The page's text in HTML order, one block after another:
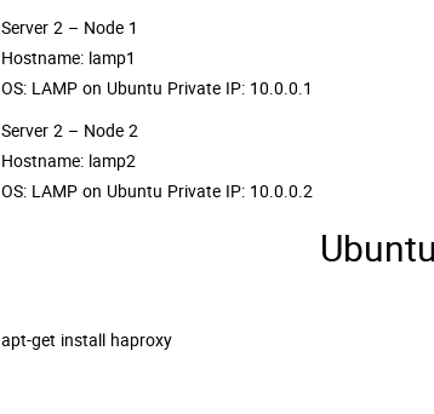
Server 2 – Node 1
Hostname: lamp1
OS: LAMP on Ubuntu Private IP: 10.0.0.1
Server 2 – Node 2
Hostname: lamp2
OS: LAMP on Ubuntu Private IP: 10.0.0.2
apt-get install haproxy